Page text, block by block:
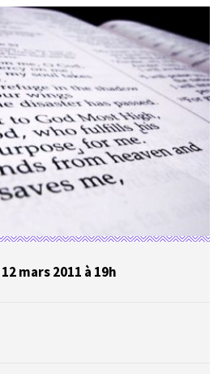
mars 2011 à 19h